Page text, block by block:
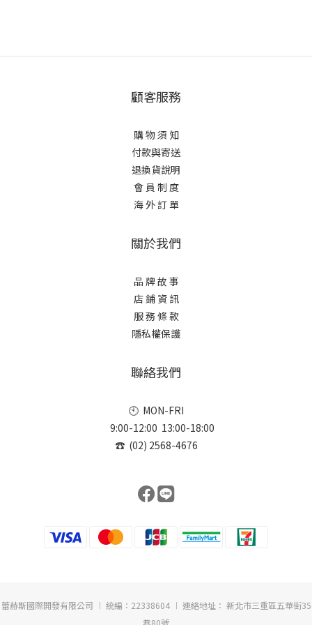
顧客服務
購 物 須 知
付款與寄送
退換貨說明
會 員 制 度
海 外 訂 單
關於我們
品 牌 故 事
店 鋪 資 訊
服 務 條 款
隱私權保護
聯絡我們
🕙 MON-FRI
9:00-12:00 13:00-18:00
☎ (02) 2568-4676
蕾赫斯國際開發有限公司 ︱ 統編：22338604 ︱ 連絡地址： 新北市三重區五華街35
巷80號